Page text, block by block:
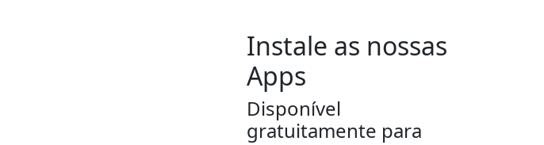
Instale as nossas
Apps
Disponível
gratuitamente para